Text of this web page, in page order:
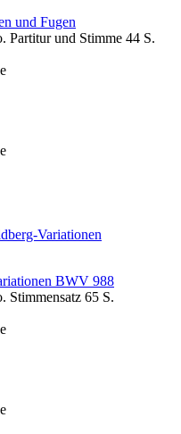
und Fugen
und Stimme 44 S.
BWV 988
65 S.